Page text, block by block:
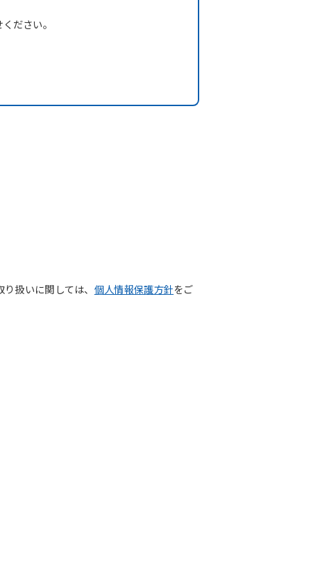
ださい。
扱いに関しては、 個人情報保護方針をご